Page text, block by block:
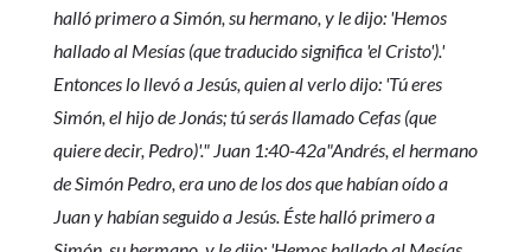
halló primero a Simón, su hermano, y le dijo: 'Hemos
hallado al Mesías (que traducido significa 'el Cristo').'
Entonces lo llevó a Jesús, quien al verlo dijo: 'Tú eres
Simón, el hijo de Jonás; tú serás llamado Cefas (que
quiere decir, Pedro)'." Juan 1:40-42a"Andrés, el hermano
de Simón Pedro, era uno de los dos que habían oído a
Juan y habían seguido a Jesús. Éste halló primero a